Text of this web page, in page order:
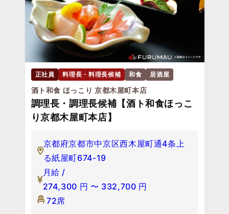
正社員 料理長・料理長候補 和食 居酒屋
酒ト和食 ほっこり 京都木屋町本店
調理長・調理長候補【酒ト和食ほっこ
り京都木屋町本店】
京都府京都市中京区西木屋町通4条上
る紙屋町674-19
月給 /
274,300 円 〜 332,700 円
72席